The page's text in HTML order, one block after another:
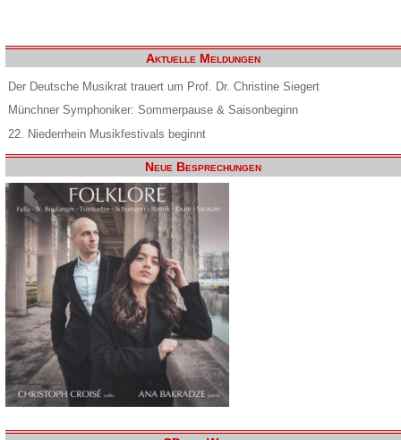
Aktuelle Meldungen
Der Deutsche Musikrat trauert um Prof. Dr. Christine Siegert
Münchner Symphoniker: Sommerpause & Saisonbeginn
22. Niederrhein Musikfestivals beginnt
Neue Besprechungen